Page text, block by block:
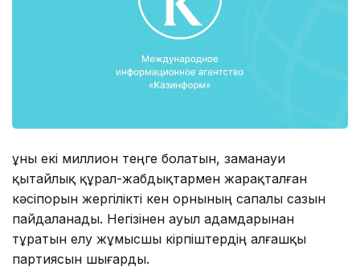
Құны екі миллион теңге болатын, заманауи
қытайлық құрал-жабдықтармен жарақталған
кәсіпорын жергілікті кен орнының сапалы сазын
пайдаланады. Негізінен ауыл адамдарынан
тұратын елу жұмысшы кірпіштердің алғашқы
партиясын шығарды.